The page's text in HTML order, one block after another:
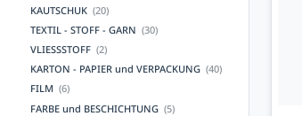
KAUTSCHUK (20)
TEXTIL - STOFF - GARN (30)
VLIESSSTOFF (2)
KARTON - PAPIER und VERPACKUNG (40)
FILM (6)
FARBE und BESCHICHTUNG (5)